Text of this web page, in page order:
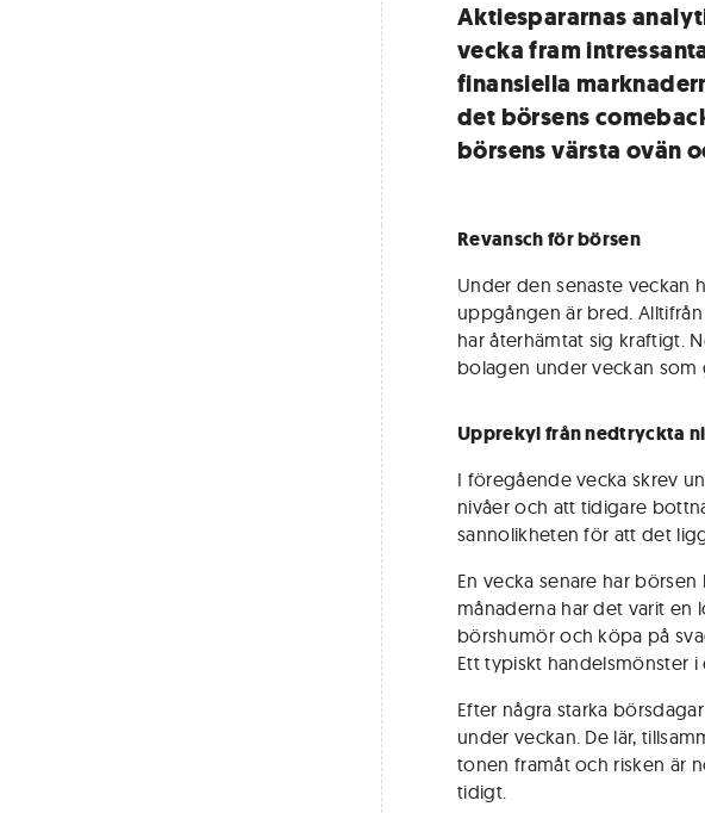
Aktiespararnas
vecka fram
finansiella
det börsens
börsens värsta ovän
Revansch för börsen
Under den senaste veckan
uppgången är bred.
har återhämtat sig kraftigt.
bolagen under veckan som
Upprekyl från nedtryckta
I föregående vecka skrev
nivåer och att tidigare
sannolikheten för att det
En vecka senare har
månaderna har det varit en
börshumör och köpa på
Ett typiskt handelsmönster
Efter några starka
under veckan. De lär,
tonen framåt och risken är
tidigt.